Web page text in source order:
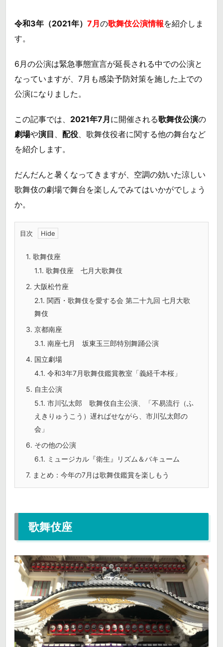
令和3年（2021年） 7月 の歌舞伎公演情報を紹介しま
す。
6月の公演は緊急事態宣言が延長される中での公演と
なっていますが、7月も感染予防対策を施した上での
公演になりました。
この記事では、 2021年7月 に開催される歌舞伎公演の
劇場や演目 配役 、歌舞伎役者に関する他の舞台など
を紹介します。
だんだんと暑くなってきますが、空調の効いた涼しい
歌舞伎の劇場で舞台を楽しんでみてはいかがでしょう
か。
目次
1. 歌舞伎座
1.1. 歌舞伎座 七月大歌舞伎
2. 大阪松竹座
2.1. 関西・歌舞伎を愛する会 第二十九回 七月大歌
舞伎
3. 京都南座
3.1. 南座七月 坂東玉三郎特別舞踊公演
4. 国立劇場
4.1. 令和3年7月歌舞伎鑑賞教室「義経千本桜」
5. 自主公演
5.1. 市川弘太郎 歌舞伎自主公演、「不易流行（ふ
えきりゅうこう）遅ればせながら、市川弘太郎の
会」
6. その他の公演
6.1. ミュージカル『衛生』リズム＆バキューム
7. まとめ：今年の7月は歌舞伎鑑賞を楽しもう
歌舞伎座